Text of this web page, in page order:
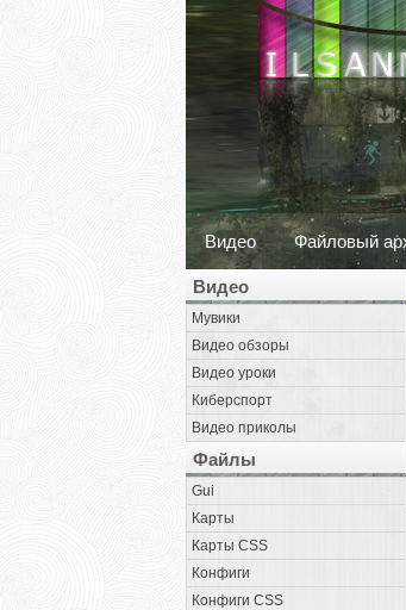
Видео Файловый
Видео
Мувики
Видео обзоры
Видео уроки
Киберспорт
Видео приколы
Файлы
Gui
Карты
Карты CSS
Конфиги
Конфиги CSS